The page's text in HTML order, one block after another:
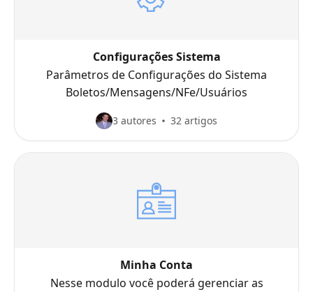
Configurações Sistema
Parâmetros de Configurações do Sistema
Boletos/Mensagens/NFe/Usuários
3 autores 32 artigos
Minha Conta
Nesse modulo você poderá gerenciar as